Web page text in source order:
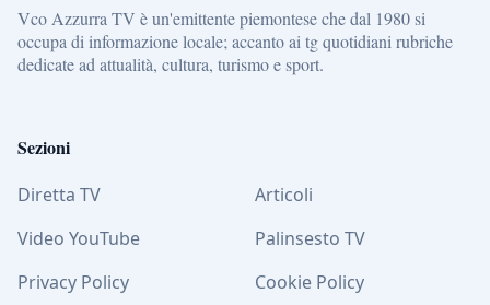
Vco Azzurra TV è un'emittente piemontese che dal 1980 si
occupa di informazione locale; accanto ai tg quotidiani rubriche
dedicate ad attualità, cultura, turismo e sport.
Sezioni
Diretta TV
Articoli
Video YouTube
Palinsesto TV
Privacy Policy
Cookie Policy